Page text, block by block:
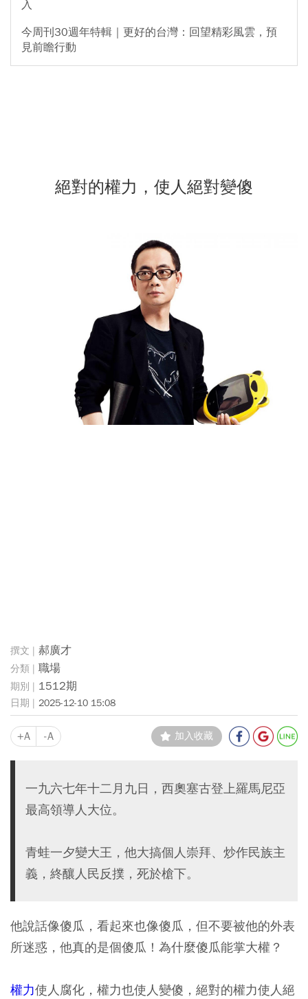
入
今周刊30週年特輯｜更好的台灣：回望精彩風雲，預
見前瞻行動
絕對的權力，使人絕對變傻
郝廣才
職場
1512期
2025-12-10 15:08
+A -A 加入收藏
一九六七年十二月九日，西奧塞古登上羅馬尼亞
最高領導人大位。
青蛙一夕變大王，他大搞個人崇拜、炒作民族主
義，終釀人民反撲，死於槍下。
他說話像傻瓜，看起來也像傻瓜，但不要被他的外表
所迷惑，他真的是個傻瓜！為什麼傻瓜能掌大權？
權力使人腐化，權力也使人變傻，絕對的權力使人絕